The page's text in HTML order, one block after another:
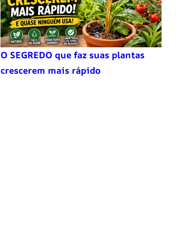
O SEGREDO que faz suas plantas
crescerem mais rápido